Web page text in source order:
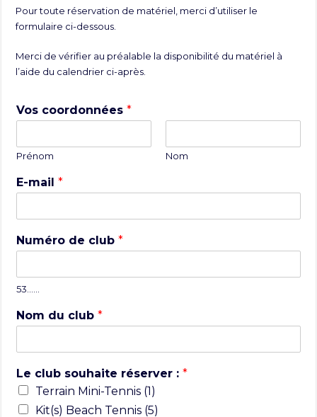
Pour toute réservation de matériel, merci d’utiliser le
formulaire ci-dessous.
Merci de vérifier au préalable la disponibilité du matériel à
l’aide du calendrier ci-après.
Vos coordonnées*
Prénom Nom
E-mail*
Numéro de club*
53……
Nom du club*
Le club souhaite réserver :*
Terrain Mini-Tennis (1)
Kit(s) Beach Tennis (5)